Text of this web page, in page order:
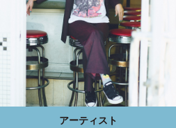
アーティスト